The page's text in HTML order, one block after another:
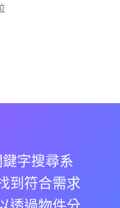
字搜尋系
到符合需求